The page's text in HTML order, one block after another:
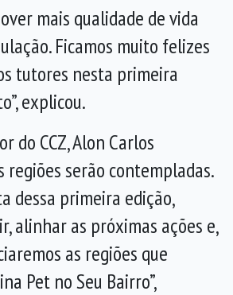
mais qualidade de vida
Ficamos muito felizes
tutores nesta primeira
explicou.
do CCZ, Alon Carlos
regiões serão contempladas.
dessa primeira edição,
alinhar as próximas ações e,
as regiões que
Pet no Seu Bairro”,